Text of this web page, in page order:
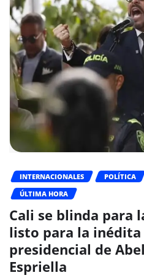
INTERNACIONALES POLÍTICA
ÚLTIMA HORA
Cali se blinda para
listo para la
presidencial de
Espriella